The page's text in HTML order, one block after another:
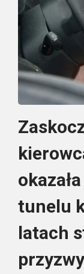
tunelu
latach